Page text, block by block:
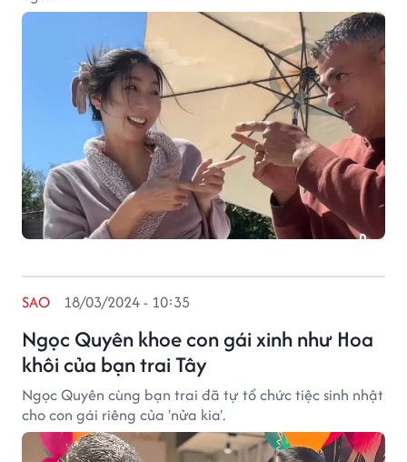
Ngọc Quyên khoe con gái xinh như Hoa
khôi của bạn trai Tây
SAO 18/03/2024 - 10:35
Ngọc Quyên cùng bạn trai đã tự tổ chức tiệc sinh nhật
cho con gái riêng của 'nửa kia'.